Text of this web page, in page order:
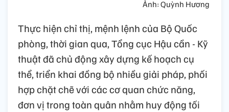
Ảnh: Quỳnh Hương
Thực hiện chỉ thị, mệnh lệnh của Bộ Quốc
phòng, thời gian qua, Tổng cục Hậu cần - Kỹ
thuật đã chủ động xây dựng kế hoạch cụ
thể, triển khai đồng bộ nhiều giải pháp, phối
hợp chặt chẽ với các cơ quan chức năng,
đơn vị trong toàn quân nhằm huy động tối